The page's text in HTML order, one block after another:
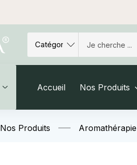
Accueil Nos Produits
Nos Produits Aromathérapie